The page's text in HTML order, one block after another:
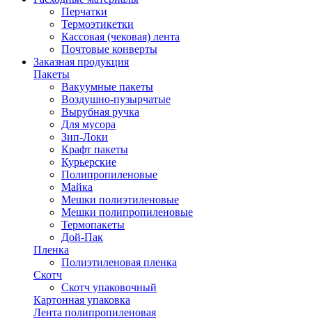
Перчатки
Термоэтикетки
Кассовая (чековая) лента
Почтовые конверты
Заказная продукция
Пакеты
Вакуумные пакеты
Воздушно-пузырчатые
Вырубная ручка
Для мусора
Зип-Локи
Крафт пакеты
Курьерские
Полипропиленовые
Майка
Мешки полиэтиленовые
Мешки полипропиленовые
Термопакеты
Дой-Пак
Пленка
Полиэтиленовая пленка
Скотч
Скотч упаковочный
Картонная упаковка
Лента полипропиленовая